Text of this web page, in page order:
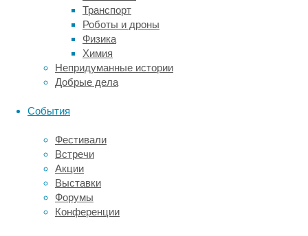
Транспорт
Роботы и дроны
Физика
Химия
Непридуманные истории
Добрые дела
События
Фестивали
Встречи
Акции
Выставки
Форумы
Конференции
время
осеннего
равноденствия,
также
летнего
и
солнцестояния.
эксперименте
участвовали
взрослые
самки
евразийских
тундровых